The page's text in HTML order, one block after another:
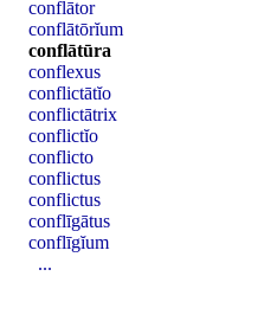
conflātor
conflātōrĭum
conflātūra
conflexus
conflictātĭo
conflictātrix
conflictĭo
conflicto
conflictus
conflictus
conflīgātus
conflīgĭum
...